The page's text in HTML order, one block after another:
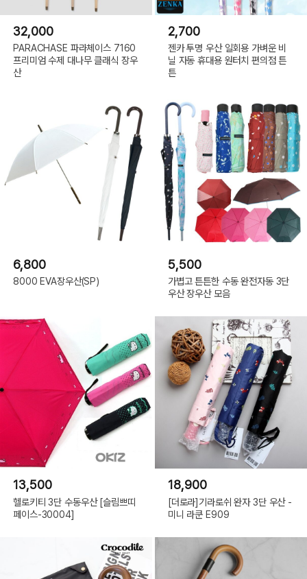
32,000
PARACHASE 파라체이스 7160
프리미엄 수제 대나무 클래식 장우
산
2,700
젠카 투명 우산 일회용 가벼운 비
닐 자동 휴대용 원터치 편의점 튼
튼
6,800
8000 EVA장우산(SP)
5,500
가볍고 튼튼한 수동 완전자동 3단
우산 장우산 모음
13,500
헬로키티 3단 수동우산 [슬림쁘띠
페이스-30004]
18,900
[더로라]기라로쉬 완자 3단 우산 -
미니 라쿤 E909